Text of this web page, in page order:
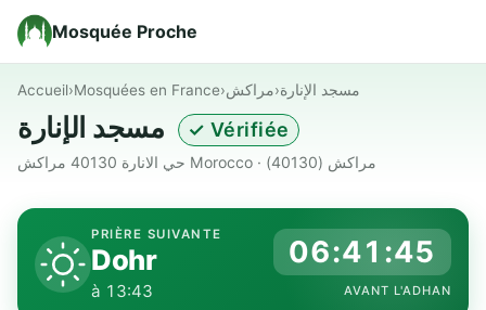
Mosquée Proche
Accueil›Mosquées en France›مراكش›مسجد الإنارة
✓ Vérifiée
حي الانارة 40130 مراكش Morocco · مراكش (40130)
PRIÈRE SUIVANTE
Dohr
à 13:43
06:41:45
AVANT L'ADHAN